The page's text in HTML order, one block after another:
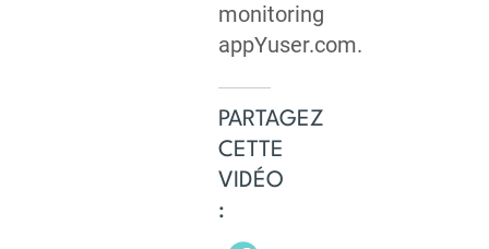
monitoring
appYuser.com.
PARTAGEZ
CETTE
VIDÉO
: